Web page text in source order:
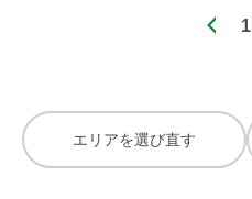
1
エリアを選び直す